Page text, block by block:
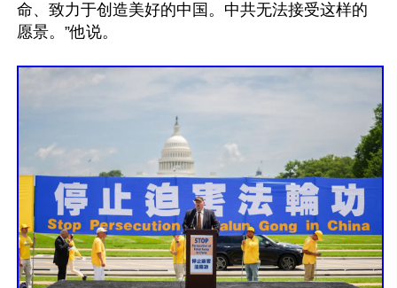
命、致力于创造美好的中国。中共无法接受这样的
愿景。”他说。